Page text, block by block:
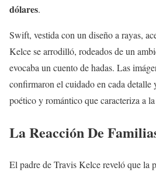
dólares.
Swift, vestida con un diseño a rayas,
Kelce se arrodilló, rodeados de un
evocaba un cuento de hadas. Las
confirmaron el cuidado en cada detalle
poético y romántico que caracteriza a
La Reacción De
El padre de Travis Kelce reveló que la